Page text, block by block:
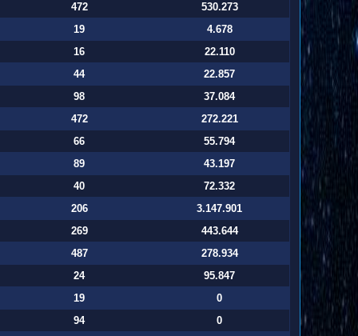
472
530.273
19
4.678
16
22.110
44
22.857
98
37.084
472
272.221
66
55.794
89
43.197
40
72.332
206
3.147.901
269
443.644
487
278.934
24
95.847
19
0
94
0